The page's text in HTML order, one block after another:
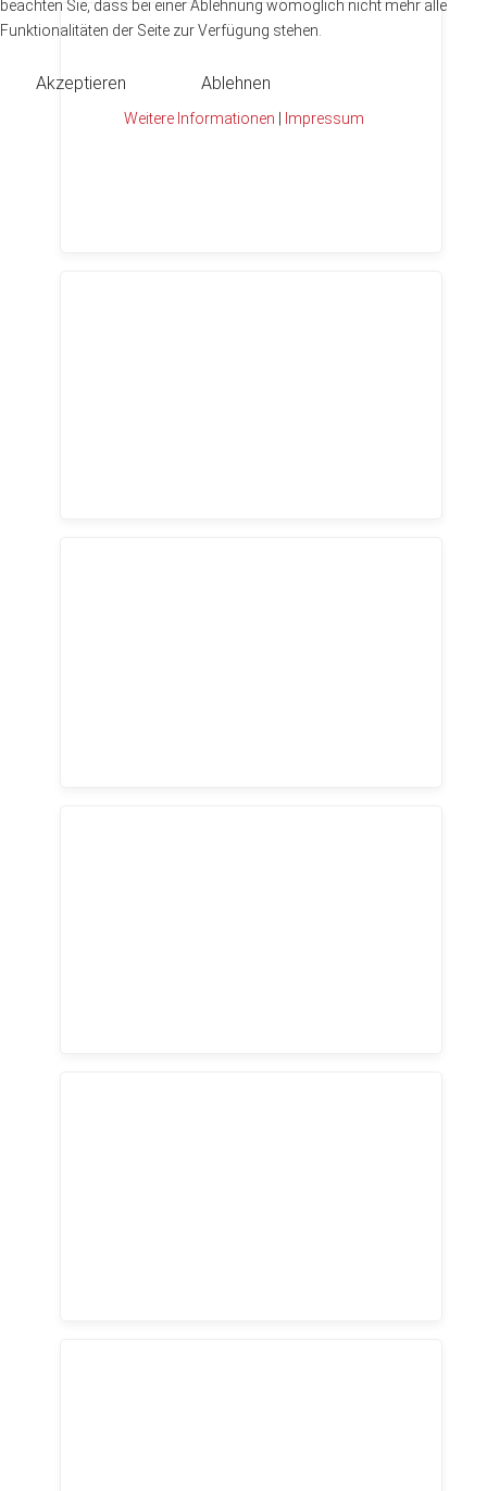
beachten Sie, dass bei einer Ablehnung womöglich nicht mehr alle
Funktionalitäten der Seite zur Verfügung stehen.
Akzeptieren Ablehnen
Weitere Informationen Impressum